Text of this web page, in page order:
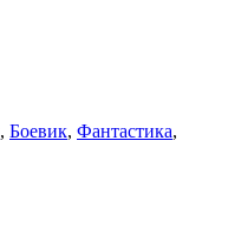
, Боевик, Фантастика,